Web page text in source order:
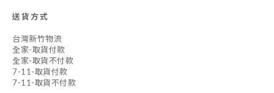
送貨方式
台灣新竹物流
全家-取貨付款
全家-取貨不付款
7-11-取貨付款
7-11-取貨不付款